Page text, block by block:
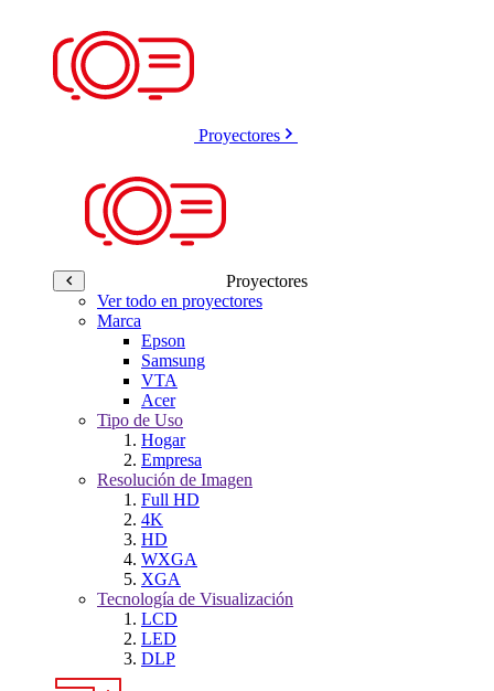
Proyectores
Proyectores
Ver todo en proyectores
Marca
Epson
Samsung
VTA
Acer
Tipo de Uso
Hogar
Empresa
Resolución de Imagen
Full HD
4K
HD
WXGA
XGA
Tecnología de Visualización
LCD
LED
DLP